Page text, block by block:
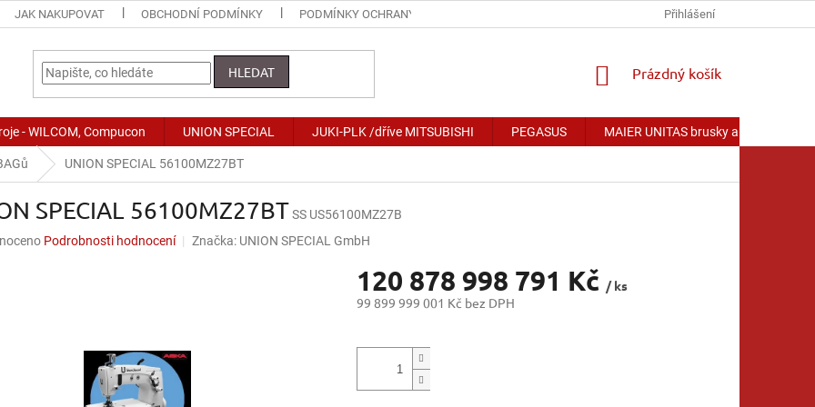
JAK NAKUPOVAT OBCHODNÍ PODMÍNKY PODMÍNKY OCHRANY OSOBNÍCH ÚDAJŮ Přihlášení
HLEDAT
NÁKUPNÍ
Prázdný košík
- WILCOM, Compucon UNION SPECIAL JUKI-PLK /dříve MITSUBISHI PEGASUS MAIER UNITAS brusky a příslušenství
UNION SPECIAL 56100MZ27BT
SPECIAL 56100MZ27BTSS US56100MZ27B
Podrobnosti hodnocení Značka: UNION SPECIAL GmbH
120 878 998 791 Kč / ks
99 899 999 001 Kč bez DPH
cena: